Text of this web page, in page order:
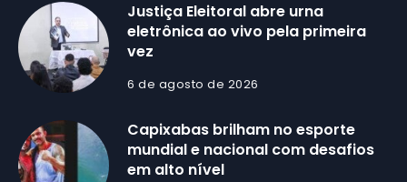
Justiça Eleitoral abre urna
eletrônica ao vivo pela primeira
vez
6 de agosto de 2026
Capixabas brilham no esporte
mundial e nacional com desafios
em alto nível